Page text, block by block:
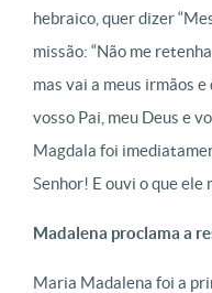
hebraico, quer dizer
missão: “Não me
mas vai a meus irmãos
vosso Pai, meu Deus e
Magdala foi
Senhor! E ouvi o que ele
Madalena proclama a
Maria Madalena foi a